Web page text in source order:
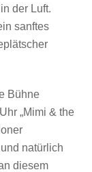
der Luft.
sanftes
Bühne
„Mimi & the
natürlich
diesem